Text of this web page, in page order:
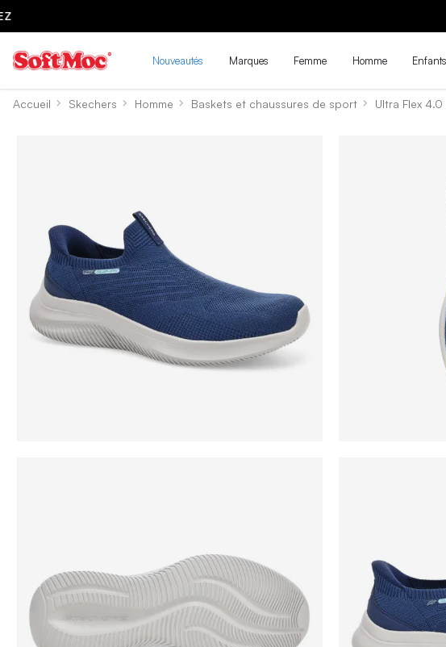
LES
Nouveautés Marques Femme Homme Enfants
Accueil Skechers Homme Baskets et chaussures de sport Ultra Flex